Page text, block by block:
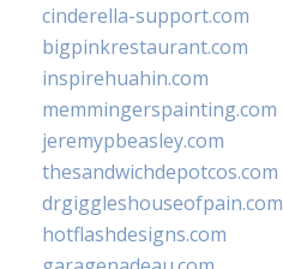
cinderella-support.com
bigpinkrestaurant.com
inspirehuahin.com
memmingerspainting.com
jeremypbeasley.com
thesandwichdepotcos.com
drgiggleshouseofpain.com
hotflashdesigns.com